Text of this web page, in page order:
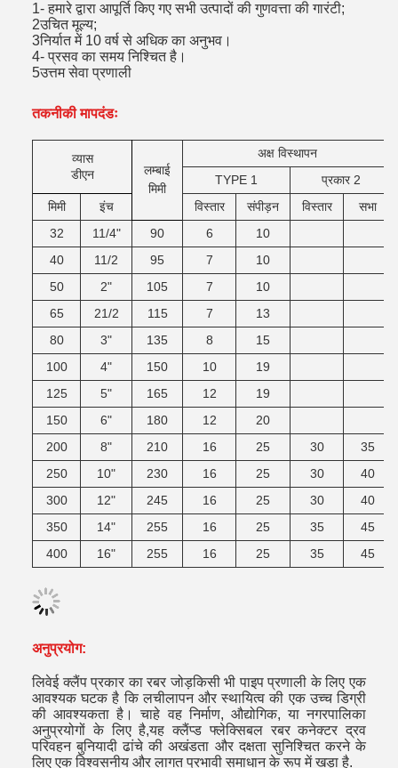
1- हमारे द्वारा आपूर्ति किए गए सभी उत्पादों की गुणवत्ता की गारंटी;
2उचित मूल्य;
3निर्यात में 10 वर्ष से अधिक का अनुभव।
4- प्रसव का समय निश्चित है।
5उत्तम सेवा प्रणाली
तकनीकी मापदंडः
व्यास
डीएन
लम्बाई
मिमी
अक्ष विस्थापन
TYPE 1
प्रकार 2
मिमी
इंच विस्तार संपीड़न विस्तार सभा
32
11/4" 90 6
10
40
11/2 95 7
10
50
2" 105 7
10
65
21/2 115 7
13
80
3" 135 8
15
100
4" 150 10
19
125
5" 165 12
19
150
6" 180 12
20
200
8" 210 16 25 30
35
250
10" 230 16 25 30
40
300
12" 245 16 25 30
40
350
14" 255 16 25 35
45
400
16" 255 16 25 35 45
अनुप्रयोग:
लिवेई क्लैंप प्रकार का रबर जोड़किसी भी पाइप प्रणाली के लिए एक
आवश्यक घटक है कि लचीलापन और स्थायित्व की एक उच्च डिग्री
की आवश्यकता है। चाहे वह निर्माण, औद्योगिक, या नगरपालिका
अनुप्रयोगों के लिए है,यह क्लैंप्ड फ्लेक्सिबल रबर कनेक्टर द्रव
परिवहन बुनियादी ढांचे की अखंडता और दक्षता सुनिश्चित करने के
लिए एक विश्वसनीय और लागत प्रभावी समाधान के रूप में खड़ा है.